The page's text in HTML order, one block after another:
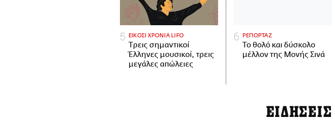
ΕΙΚΟΣΙ ΧΡΟΝΙΑ LIFO
Tρεις σημαντικοί
Έλληνες μουσικοί, τρεις
μεγάλες απώλειες
ΡΕΠΟΡΤΑΖ
Το θολό και δύσκολο
μέλλον της Μονής Σινά
ΕΙΔΗΣΕΙΣ